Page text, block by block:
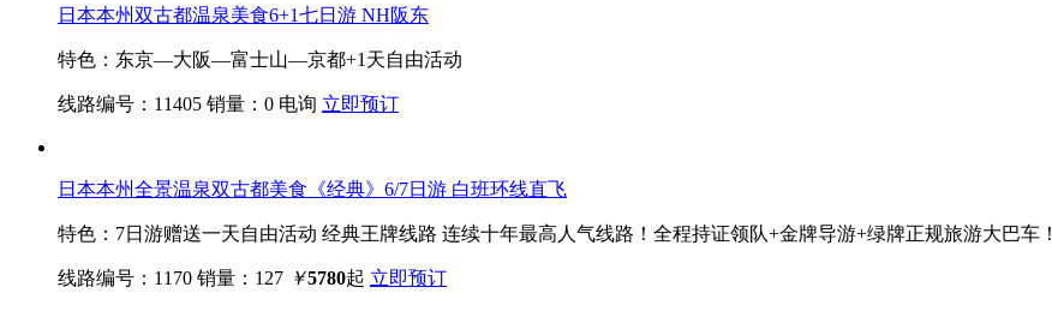
日本本州双古都温泉美食6+1七日游 NH阪东
特色：东京—大阪—富士山—京都+1天自由活动
线路编号：11405 销量：0 电询 立即预订
日本本州全景温泉双古都美食《经典》6/7日游 白班环线直飞
特色：7日游赠送一天自由活动 经典王牌线路 连续十年最高人气线路！全程持证领队+金牌导游+绿牌正规旅游大巴车！
线路编号：1170 销量：127 ￥5780起 立即预订